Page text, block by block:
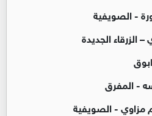
- الصويفية
الزرقاء الجديدة
- المفرق
مزاوي - الصويفية